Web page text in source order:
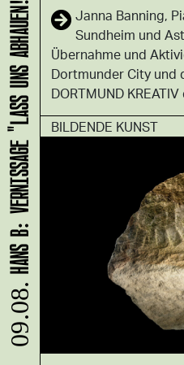
Janna Banning,
Sundheim und
Übernahme und
Dortmunder City und
DORTMUND
BILDENDE KUNST
09.08.
HANS B: VERNISSAGE "LASS UNS ABHAUEN!"